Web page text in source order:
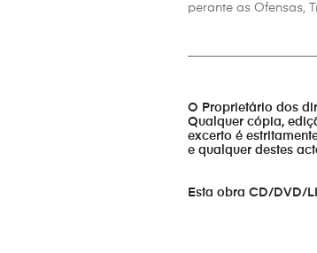
perante as Ofensas,
O Proprietário dos
Qualquer cópia,
excerto é
e qualquer destes
Esta obra CD/DVD/